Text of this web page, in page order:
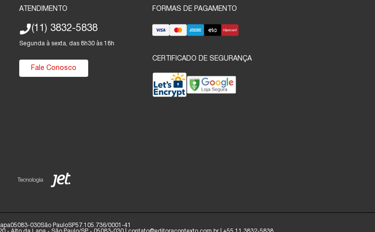
ATENDIMENTO
(11) 3832-5838
Segunda à sexta, das 8h30 às 18h
Fale Conosco
FORMAS DE PAGAMENTO
CERTIFICADO DE SEGURANÇA
05083-030São PauloSP57.105.736/0001-41